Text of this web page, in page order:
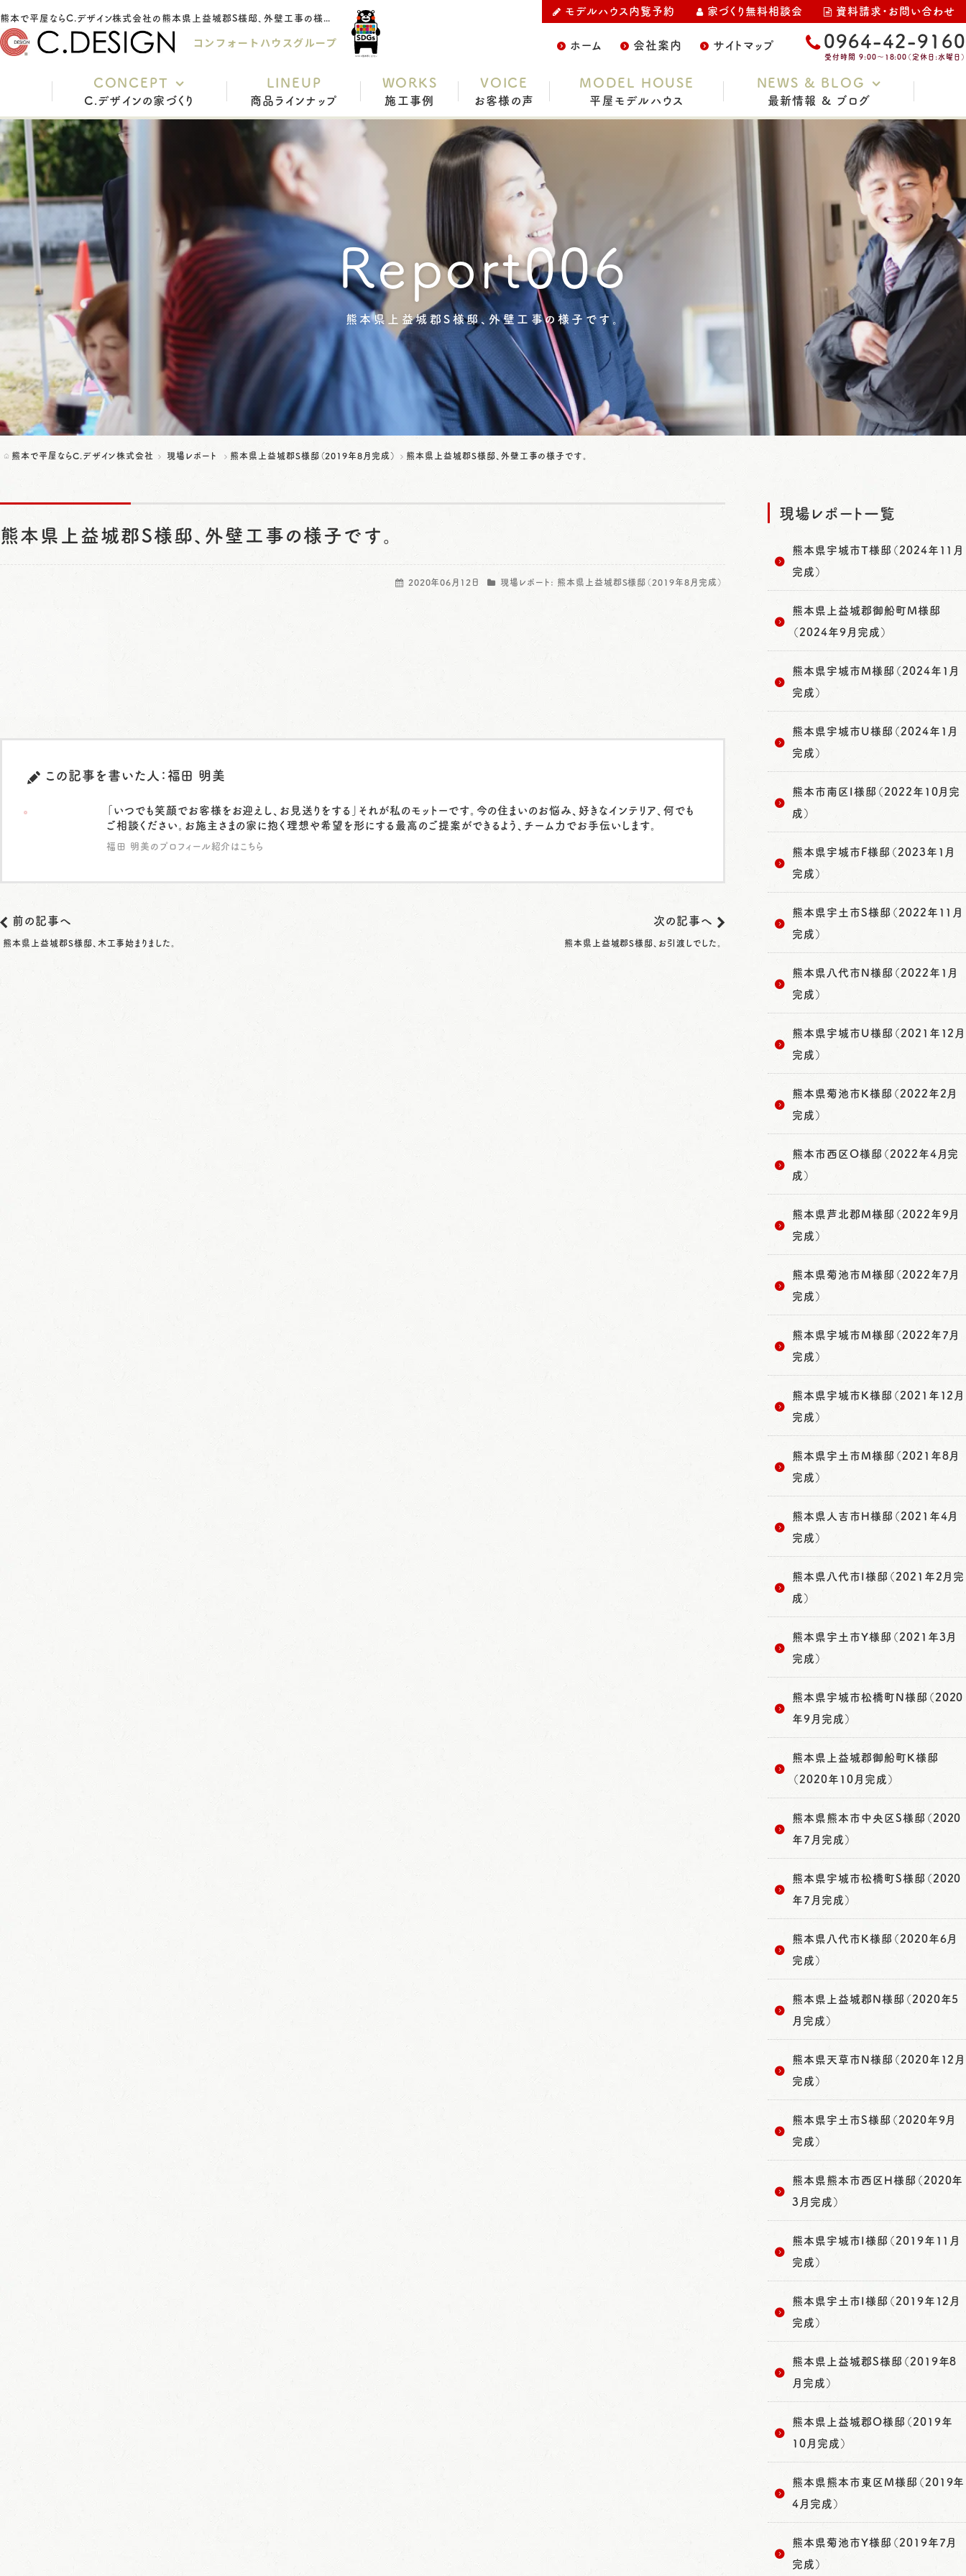
熊本で平屋ならC.デザイン株式会社の熊本県上益城郡S様邸、外壁工事の様子です。をご紹介
コンフォートハウスグループ ホーム 会社案内 サイトマップ
モデルハウス内覧予約 家づくり無料相談会 資料請求・お問い合わせ
0964-42-9160
受付時間 9:00～18:00（定休日:水曜日）
CONCEPT
C.デザインの家づくり
充実の標準仕様
安心の保証
家づくりの流れ
インテリアスタイル
よくあるご質問
スタッフ紹介
LINEUP
商品ラインナップ
WORKS
施工事例
VOICE
お客様の声
MODEL HOUSE
平屋モデルハウス
NEWS & BLOG
最新情報 & ブログ
お知らせ
家づくりコラム
スタッフブログ
イベント・完成見学会
土地情報
現場レポート
Report006
熊本県上益城郡S様邸、外壁工事の様子です。
熊本で平屋ならC.デザイン株式会社 現場レポート 熊本県上益城郡S様邸（2019年8月完成） 熊本県上益城郡S様邸、外壁工事の様子です。
熊本県上益城郡S様邸、外壁工事の様子です。
2020年06月12日 現場レポート: 熊本県上益城郡S様邸（2019年8月完成）
この記事を書いた人：福田 明美
「いつでも笑顔でお客様をお迎えし、お見送りをする」それが私のモットーです。今の住まいのお悩み、好きなインテリア、何でも
ご相談ください。お施主さまの家に抱く理想や希望を形にする最高のご提案ができるよう、チーム力でお手伝いします。
福田 明美のプロフィール紹介はこちら
前の記事へ
熊本県上益城郡S様邸、木工事始まりました。
次の記事へ
熊本県上益城郡S様邸、お引渡しでした。
現場レポート一覧
熊本県宇城市T様邸（2024年11月
完成）
熊本県上益城郡御船町M様邸
（2024年9月完成）
熊本県宇城市M様邸（2024年1月
完成）
熊本県宇城市U様邸（2024年1月
完成）
熊本市南区I様邸（2022年10月完
成）
熊本県宇城市F様邸（2023年1月
完成）
熊本県宇土市S様邸（2022年11月
完成）
熊本県八代市N様邸（2022年1月
完成）
熊本県宇城市U様邸（2021年12月
完成）
熊本県菊池市K様邸（2022年2月
完成）
熊本市西区O様邸（2022年4月完
成）
熊本県芦北郡M様邸（2022年9月
完成）
熊本県菊池市M様邸（2022年7月
完成）
熊本県宇城市M様邸（2022年7月
完成）
熊本県宇城市K様邸（2021年12月
完成）
熊本県宇土市M様邸（2021年8月
完成）
熊本県人吉市H様邸（2021年4月
完成）
熊本県八代市I様邸（2021年2月完
成）
熊本県宇土市Y様邸（2021年3月
完成）
熊本県宇城市松橋町N様邸（2020
年9月完成）
熊本県上益城郡御船町K様邸
（2020年10月完成）
熊本県熊本市中央区S様邸（2020
年7月完成）
熊本県宇城市松橋町S様邸（2020
年7月完成）
熊本県八代市K様邸（2020年6月
完成）
熊本県上益城郡N様邸（2020年5
月完成）
熊本県天草市N様邸（2020年12月
完成）
熊本県宇土市S様邸（2020年9月
完成）
熊本県熊本市西区H様邸（2020年
3月完成）
熊本県宇城市I様邸（2019年11月
完成）
熊本県宇土市I様邸（2019年12月
完成）
熊本県上益城郡S様邸（2019年8
月完成）
熊本県上益城郡O様邸（2019年
10月完成）
熊本県熊本市東区M様邸（2019年
4月完成）
熊本県菊池市Y様邸（2019年7月
完成）